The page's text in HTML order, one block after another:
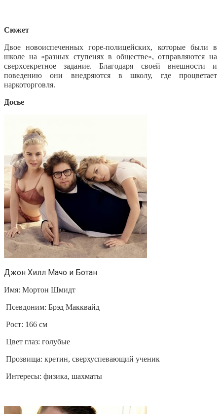
Сюжет
Двое новоиспеченных горе-полицейских, которые были в
школе на «разных ступенях в обществе», отправляются на
сверхсекретное задание. Благодаря своей внешности и
поведению они внедряются в школу, где процветает
наркоторговля.
Досье
Джон Хилл Мачо и Ботан
Имя: Мортон Шмидт
Псевдоним: Брэд Макквайд
Рост: 166 см
Цвет глаз: голубые
Прозвища: кретин, сверхуспевающий ученик
Интересы: физика, шахматы